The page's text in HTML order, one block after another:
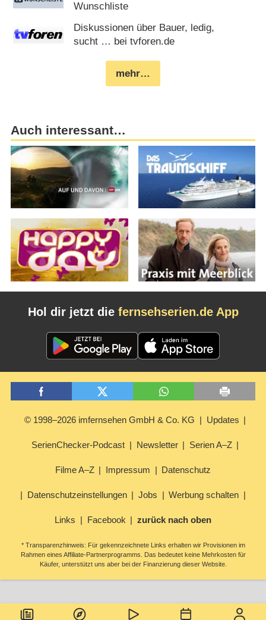
Wunschliste
Diskussionen über Bauer, ledig,
sucht … bei tvforen.de
mehr…
Auch interessant…
Hol dir jetzt die fernsehserien.de App
© 1998–2026 imfernsehen GmbH & Co. KG Updates
SerienChecker-Podcast Newsletter Serien A–Z
Filme A–Z Impressum Datenschutz
Datenschutzeinstellungen Jobs Werbung schalten
Links Facebook zurück nach oben
* Transparenzhinweis: Für gekennzeichnete Links erhalten wir Provisionen im
Rahmen eines Affiliate-Partnerprogramms. Das bedeutet keine Mehrkosten für
Käufer, unterstützt uns aber bei der Finanzierung dieser Website.